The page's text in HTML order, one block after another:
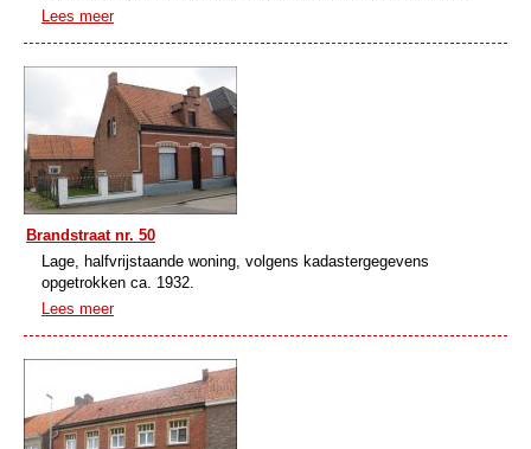
Lees meer
Brandstraat nr. 50
Lage, halfvrijstaande woning, volgens kadastergegevens
opgetrokken ca. 1932.
Lees meer